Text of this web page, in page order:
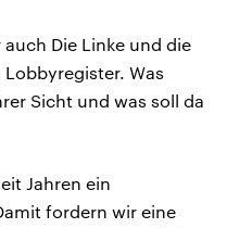
auch Die Linke und die
Was
Sicht und was soll da
Jahren ein
fordern wir eine